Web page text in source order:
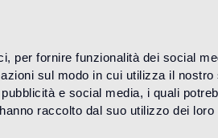
per fornire funzionalità dei social
sul modo in cui utilizza il nostro
e social media, i quali
raccolto dal suo utilizzo dei loro
DECORACIONES